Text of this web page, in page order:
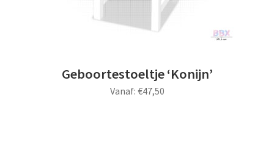
Geboortestoeltje ‘Konijn’
Vanaf: €47,50